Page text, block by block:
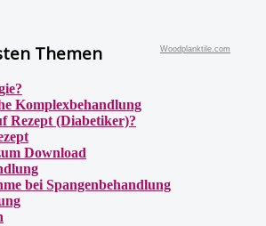
Woodplanktile.com
Themen
Komplexbehandlung
Rezept (Diabetiker)?
Download
bei Spangenbehandlung